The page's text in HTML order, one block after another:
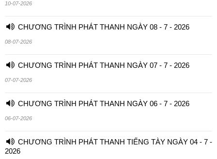
10-07-2026
CHƯƠNG TRÌNH PHÁT THANH NGÀY 08 - 7 - 2026
08-07-2026
CHƯƠNG TRÌNH PHÁT THANH NGÀY 07 - 7 - 2026
07-07-2026
CHƯƠNG TRÌNH PHÁT THANH NGÀY 06 - 7 - 2026
06-07-2026
CHƯƠNG TRÌNH PHÁT THANH TIẾNG TÀY NGÀY 04 - 7 -
2026